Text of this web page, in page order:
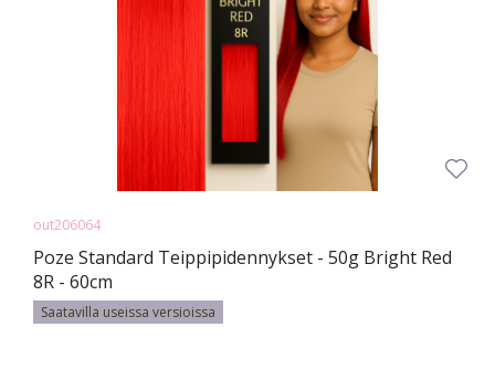
out206064
Poze Standard Teippipidennykset - 50g Bright Red
8R - 60cm
Saatavilla useissa versioissa